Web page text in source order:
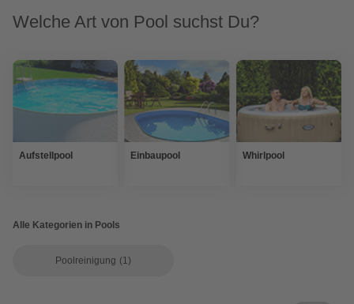
Welche Art von Pool suchst Du?
Aufstellpool Einbaupool Whirlpool
Alle Kategorien in Pools
Poolreinigung (1)